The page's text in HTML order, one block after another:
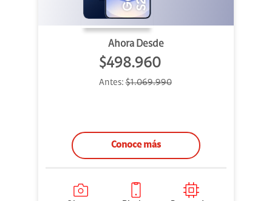
Ahora Desde
$498.960
Antes:$1.069.990
Conoce más